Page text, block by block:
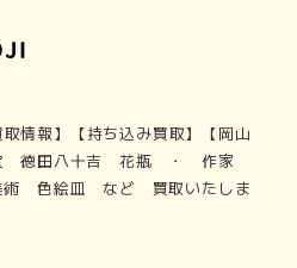
取情報】【持ち込み買取】【岡山
徳田八十吉 花瓶 ・ 作家
色絵皿 など 買取いたしま